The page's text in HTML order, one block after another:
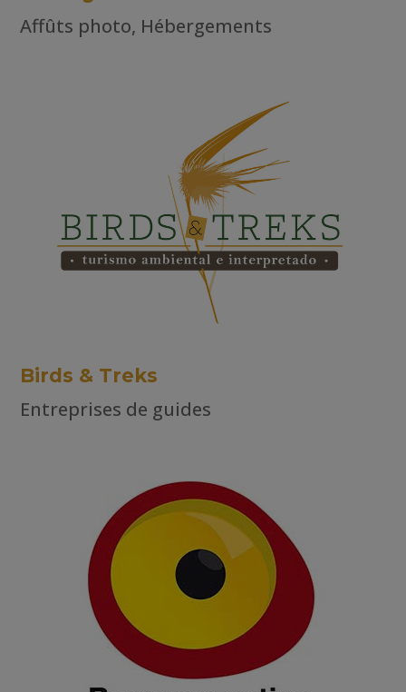
Affûts photo, Hébergements
Birds & Treks
Entreprises de guides